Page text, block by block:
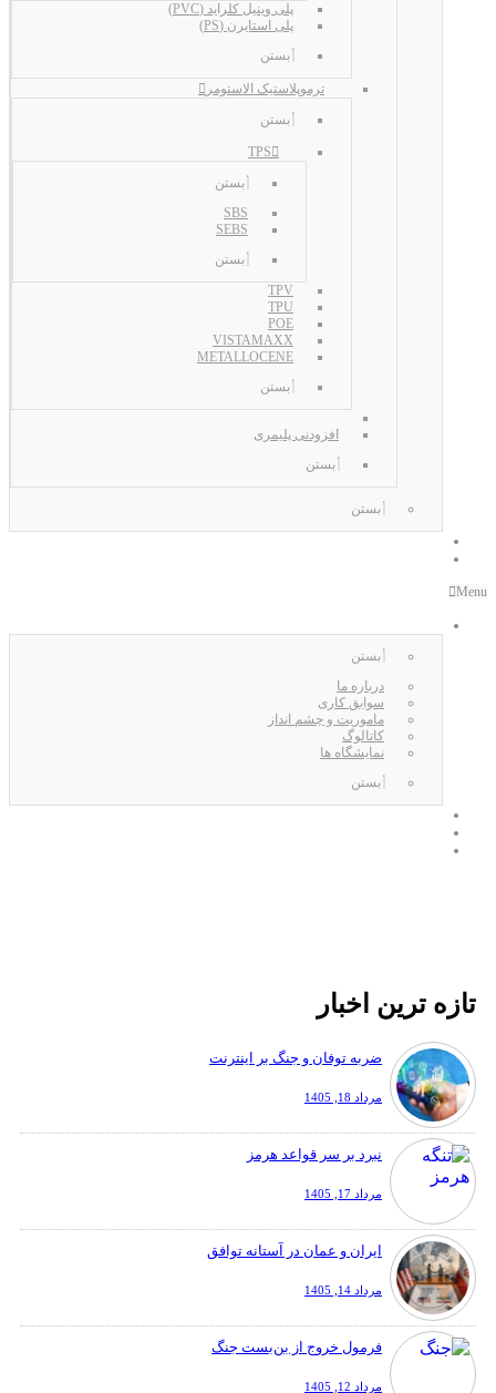
پلی وینیل کلراید (PVC)
پلی استایرن (PS)
بستن
ترموپلاستیک الاستومر
بستن
TPS
بستن
SBS
SEBS
بستن
TPV
TPU
POE
VISTAMAXX
METALLOCENE
بستن
افزودنی پلیمری
بستن
بستن
Menu
بستن
درباره ما
سوابق کاری
ماموریت و چشم انداز
کاتالوگ
نمایشگاه ها
بستن
تازه ترین اخبار
ضربه توفان و جنگ بر اینترنت
مرداد 18, 1405
نبرد بر سر قواعد هرمز
مرداد 17, 1405
ایران و عمان در آستانه توافق
مرداد 14, 1405
فرمول خروج از بن‌بست جنگ
مرداد 12, 1405